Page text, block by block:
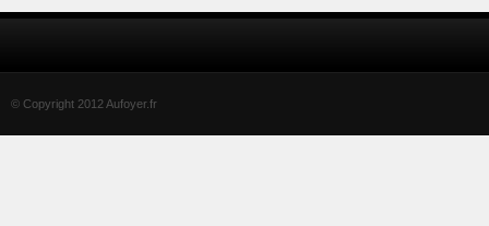
© Copyright 2012 Aufoyer.fr